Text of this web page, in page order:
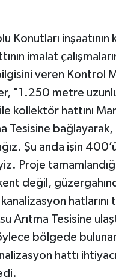
Konutları inşaatının
imalat
veren Kontrol
"1.250 metre
kollektör hattını
Tesisine bağlayarak,
Şu anda işin
Proje
değil,
hatlarını
Arıtma Tesisine
bölgede
hattı